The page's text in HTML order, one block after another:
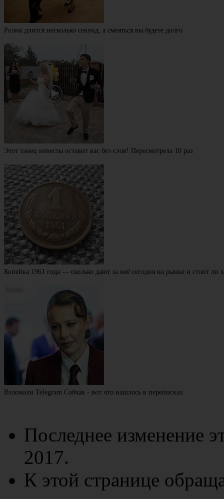
Ролик длится несколько секунд, а смеяться вы будете долго
Этот танец невесты оставит вас без слов! Пересмотрела 10 раз
Копейка 1961 года — сколько дают за неё сегодня на рынке и стоит ли
Взломали Telegram Собчак - вот что нашлось в переписках
Последнее изменение
2017.
К этой странице